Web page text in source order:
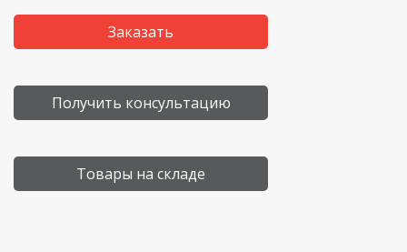
Заказать
Получить консультацию
Товары на складе